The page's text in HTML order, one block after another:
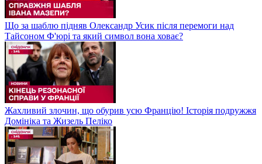
Що за шаблю підняв Олександр Усик після перемоги над
Тайсоном Ф'юрі та який символ вона ховає?
Жахливий злочин, що обурив усю Францію! Історія подружжя
Домініка та Жизель Пеліко